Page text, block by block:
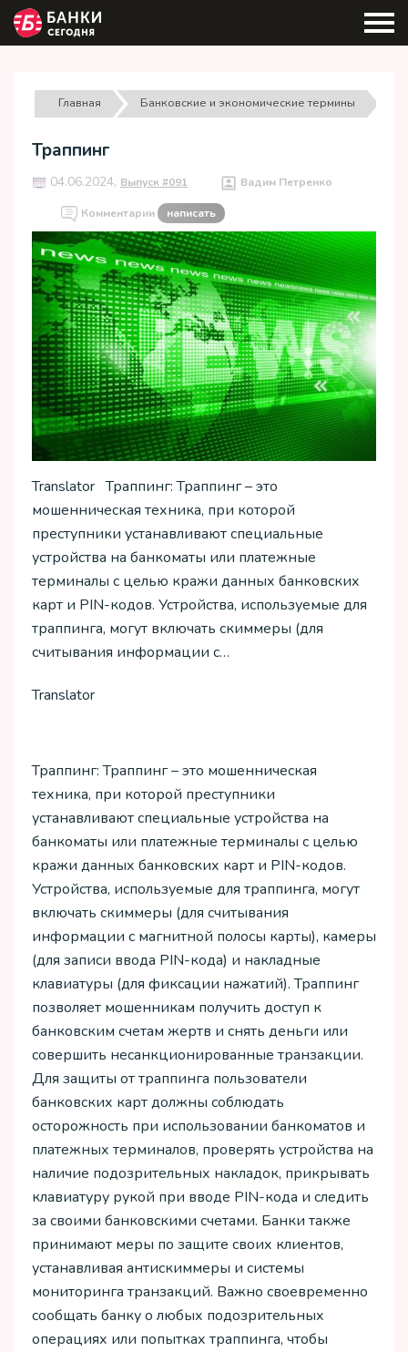
Главная Банковские и экономические термины
Траппинг
04.06.2024, Выпуск #091 Вадим Петренко
Комментарии написать
Translator Траппинг: Траппинг – это
мошенническая техника, при которой
преступники устанавливают специальные
устройства на банкоматы или платежные
терминалы с целью кражи данных банковских
карт и PIN-кодов. Устройства, используемые для
траппинга, могут включать скиммеры (для
считывания информации с…
Translator
Траппинг: Траппинг – это мошенническая
техника, при которой преступники
устанавливают специальные устройства на
банкоматы или платежные терминалы с целью
кражи данных банковских карт и PIN-кодов.
Устройства, используемые для траппинга, могут
включать скиммеры (для считывания
информации с магнитной полосы карты), камеры
(для записи ввода PIN-кода) и накладные
клавиатуры (для фиксации нажатий). Траппинг
позволяет мошенникам получить доступ к
банковским счетам жертв и снять деньги или
совершить несанкционированные транзакции.
Для защиты от траппинга пользователи
банковских карт должны соблюдать
осторожность при использовании банкоматов и
платежных терминалов, проверять устройства на
наличие подозрительных накладок, прикрывать
клавиатуру рукой при вводе PIN-кода и следить
за своими банковскими счетами. Банки также
принимают меры по защите своих клиентов,
устанавливая антискиммеры и системы
мониторинга транзакций. Важно своевременно
сообщать банку о любых подозрительных
операциях или попытках траппинга, чтобы